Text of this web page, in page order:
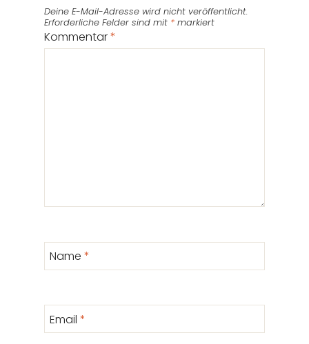
Deine E-Mail-Adresse wird nicht veröffentlicht.
Erforderliche Felder sind mit * markiert
Kommentar*
Name *
Email *